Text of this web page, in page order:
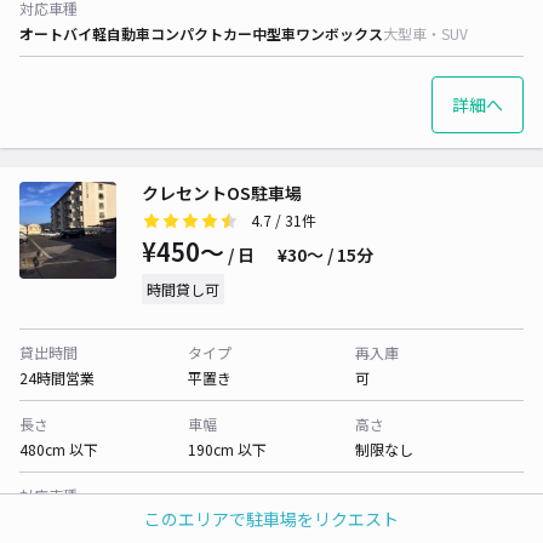
このエリアで駐車場をリクエスト
対応車種
オートバイ軽自動車コンパクトカー中型車ワンボックス大型車・SUV
詳細へ
クレセントOS駐車場
4.7 / 31件
¥450〜 / 日 ¥30〜 / 15分
時間貸し可
貸出時間
24時間営業
タイプ
平置き
再入庫
可
長さ
480cm 以下
車幅
190cm 以下
高さ
制限なし
対応車種
軽自動車コンパクトカー中型車ワンボックス 大型車・SUV